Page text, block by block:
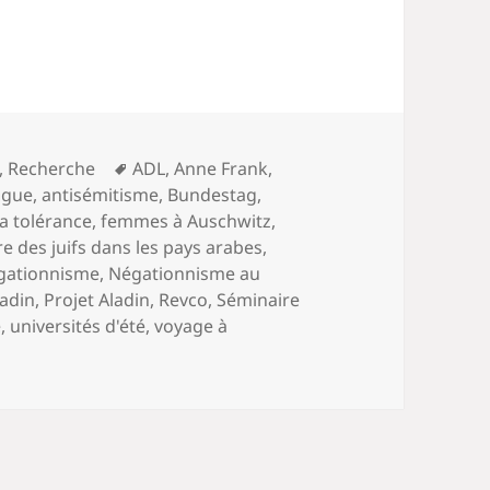
, Recherche
Mots-
clés
ADL,Anne Frank,
,antisémitisme, Bundestag,
tolérance,femmes à Auschwitz,
des juifs dans les pays arabes,
, Négationnisme au
, Projet Aladin, Revco, Séminaire
, universités d'été,voyage à